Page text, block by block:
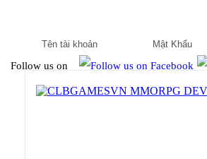
Follow us on